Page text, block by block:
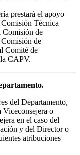
prestará el apoyo
Técnica
Comisión de
de
Comité de
CAPV.
del Departamento,
Viceconsejera o
en el caso del
y del Director o
atribuciones